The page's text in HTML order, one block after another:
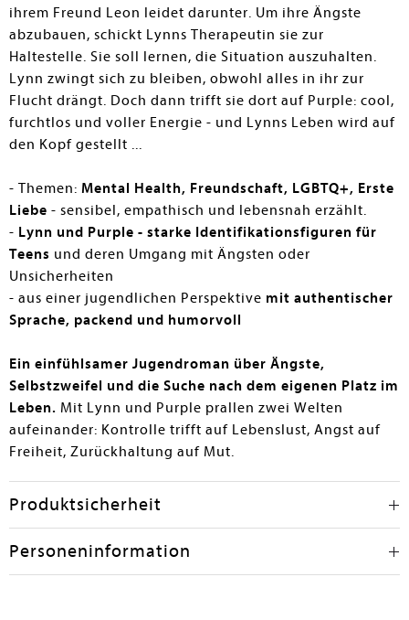
ihrem Freund Leon leidet darunter. Um ihre Ängste
abzubauen, schickt Lynns Therapeutin sie zur
Haltestelle. Sie soll lernen, die Situation auszuhalten.
Lynn zwingt sich zu bleiben, obwohl alles in ihr zur
Flucht drängt. Doch dann trifft sie dort auf Purple: cool,
furchtlos und voller Energie - und Lynns Leben wird auf
den Kopf gestellt ...
- Themen: Mental Health, Freundschaft, LGBTQ+, Erste
Liebe - sensibel, empathisch und lebensnah erzählt.
- Lynn und Purple - starke Identifikationsfiguren für
Teens und deren Umgang mit Ängsten oder
Unsicherheiten
- aus einer jugendlichen Perspektive mit authentischer
Sprache, packend und humorvoll
Ein einfühlsamer Jugendroman über Ängste,
Selbstzweifel und die Suche nach dem eigenen Platz im
Leben. Mit Lynn und Purple prallen zwei Welten
aufeinander: Kontrolle trifft auf Lebenslust, Angst auf
Freiheit, Zurückhaltung auf Mut.
Produktsicherheit
Personeninformation